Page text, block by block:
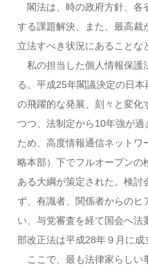
閣法は、時の政府方針、各
する課題解決、また、最高裁
立法すべき状況にあることな
私の担当した個人情報保護
る。平成25年閣議決定の日
の飛躍的な発展、刻々と変化
つつ、法制定から10年強が
ため、高度情報通信ネット
略本部）下でフルオープンの
ある大綱が策定された。検討
ず、有識者、関係者からのヒ
い、与党審査を経て国会へ
部改正法は平成28年９月に成
ここで、最も法律家らしい